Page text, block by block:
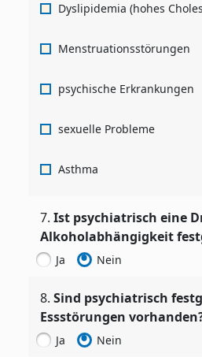
Dyslipidemia (hohes
Menstruationsstörungen
psychische Erkrankungen
sexuelle Probleme
Asthma
7. Ist psychiatrisch eine
Alkoholabhängigkeit
Ja Nein
8. Sind psychiatrisch
Essstörungen
Ja Nein